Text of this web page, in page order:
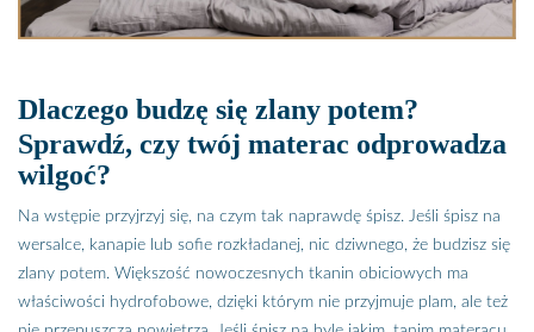
Dlaczego budzę się zlany potem?
Sprawdź, czy twój materac odprowadza
wilgoć?
Na wstępie przyjrzyj się, na czym tak naprawdę śpisz. Jeśli śpisz na
wersalce, kanapie lub sofie rozkładanej, nic dziwnego, że budzisz się
zlany potem. Większość nowoczesnych tkanin obiciowych ma
właściwości hydrofobowe, dzięki którym nie przyjmuje plam, ale też